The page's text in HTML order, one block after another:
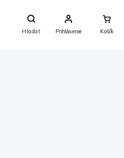
Hľadať
Nákupný
Košík
Prihlásenie